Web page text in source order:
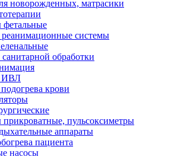
новорожденных, матрасики
системы
обработки
ИВЛ
крови
пульсоксиметры
аппараты
пациента
насосы